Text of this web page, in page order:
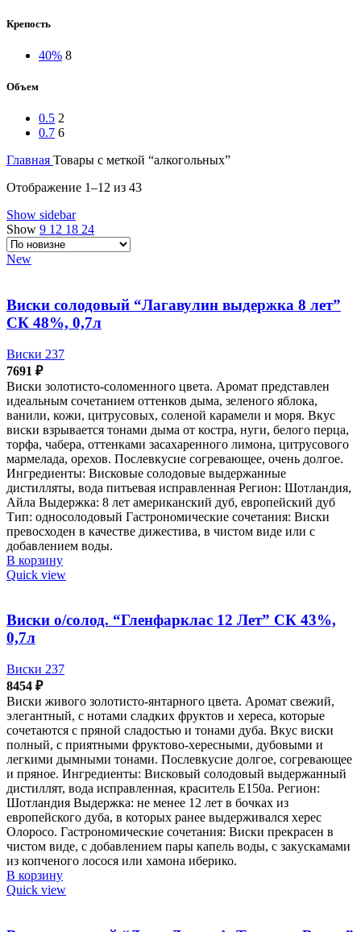
Крепость
40% 8
Объем
0.5 2
0.7 6
Главная Товары с меткой “алкогольных”
Отображение 1–12 из 43Сортировка:
Show sidebar
Show 9 12 18 24
New
Виски солодовый “Лагавулин выдержка 8 лет”
СК 48%, 0,7л
Виски 237
7691 ₽
Виски золотисто-соломенного цвета. Аромат представлен
идеальным сочетанием оттенков дыма, зеленого яблока,
ванили, кожи, цитрусовых, соленой карамели и моря. Вкус
виски взрывается тонами дыма от костра, нуги, белого перца,
торфа, чабера, оттенками засахаренного лимона, цитрусового
мармелада, орехов. Послевкусие согревающее, очень долгое.
Ингредиенты: Висковые солодовые выдержанные
дистилляты, вода питьевая исправленная Регион: Шотландия,
Айла Выдержка: 8 лет американский дуб, европейский дуб
Тип: односолодовый Гастрономические сочетания: Виски
превосходен в качестве дижестива, в чистом виде или с
добавлением воды.
В корзину
Quick view
Виски о/солод. “Гленфарклас 12 Лет” СК 43%,
0,7л
Виски 237
8454 ₽
Виски живого золотисто-янтарного цвета. Аромат свежий,
элегантный, с нотами сладких фруктов и хереса, которые
сочетаются с пряной сладостью и тонами дуба. Вкус виски
полный, с приятными фруктово-хересными, дубовыми и
легкими дымными тонами. Послевкусие долгое, согревающее
и пряное. Ингредиенты: Висковый солодовый выдержанный
дистиллят, вода исправленная, краситель Е150а. Регион:
Шотландия Выдержка: не менее 12 лет в бочках из
европейского дуба, в которых ранее выдерживался херес
Олоросо. Гастрономические сочетания: Виски прекрасен в
чистом виде, с добавлением пары капель воды, с закускамами
из копченого лосося или хамона иберико.
В корзину
Quick view